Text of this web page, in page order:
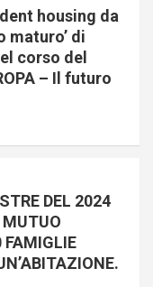
housing da
maturo’ di
corso del
– Il futuro
DEL 2024
FAMIGLIE